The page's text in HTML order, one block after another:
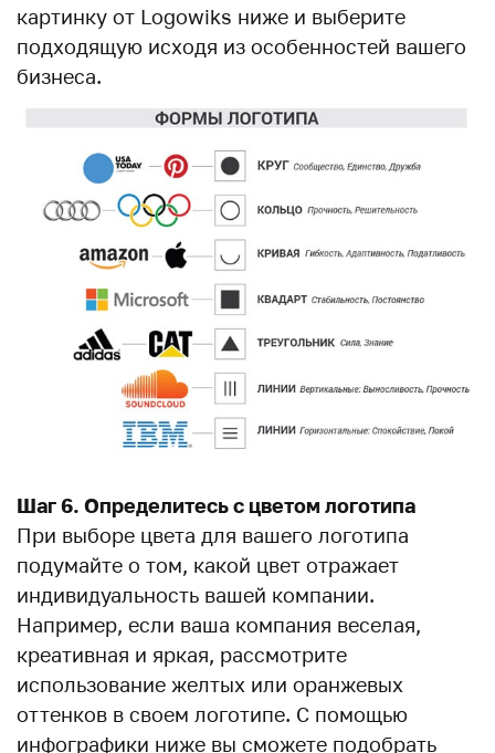
картинку от Logowiks ниже и выберите
подходящую исходя из особенностей вашего
бизнеса.
Шаг 6. Определитесь с цветом логотипа
При выборе цвета для вашего логотипа
подумайте о том, какой цвет отражает
индивидуальность вашей компании.
Например, если ваша компания веселая,
креативная и яркая, рассмотрите
использование желтых или оранжевых
оттенков в своем логотипе. С помощью
инфографики ниже вы сможете подобрать